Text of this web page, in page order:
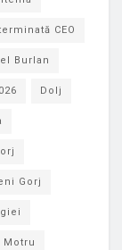
CEO
Burlan
Dolj
Gorj
Motru